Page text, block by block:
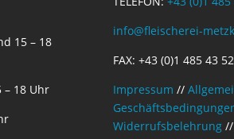
15 – 18
– 18 Uhr
info@fleischerei-
FAX: +43 (0)1 485 43
Impressum //
Widerrufsbelehrung//